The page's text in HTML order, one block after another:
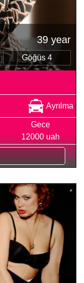
39 year
Göğüs 4
Ayrılma
Gece
12000 uah